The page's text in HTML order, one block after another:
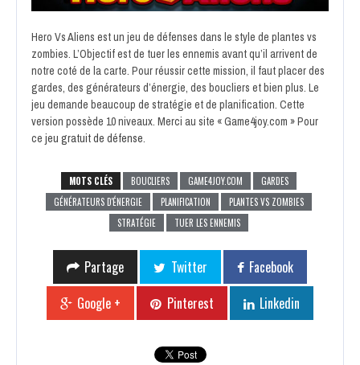
Hero Vs Aliens est un jeu de défenses dans le style de plantes vs
zombies. L’Objectif est de tuer les ennemis avant qu’il arrivent de
notre coté de la carte. Pour réussir cette mission, il faut placer des
gardes, des générateurs d’énergie, des boucliers et bien plus. Le
jeu demande beaucoup de stratégie et de planification. Cette
version possède 10 niveaux. Merci au site « Game4joy.com » Pour
ce jeu gratuit de défense.
MOTS CLÉS BOUCLIERS GAME4JOY.COM
GARDES
GÉNÉRATEURS D'ÉNERGIE
PLANIFICATION
PLANTES VS ZOMBIES
STRATÉGIE
TUER LES ENNEMIS
Partage Twitter
Facebook
Google +
Pinterest Linkedin